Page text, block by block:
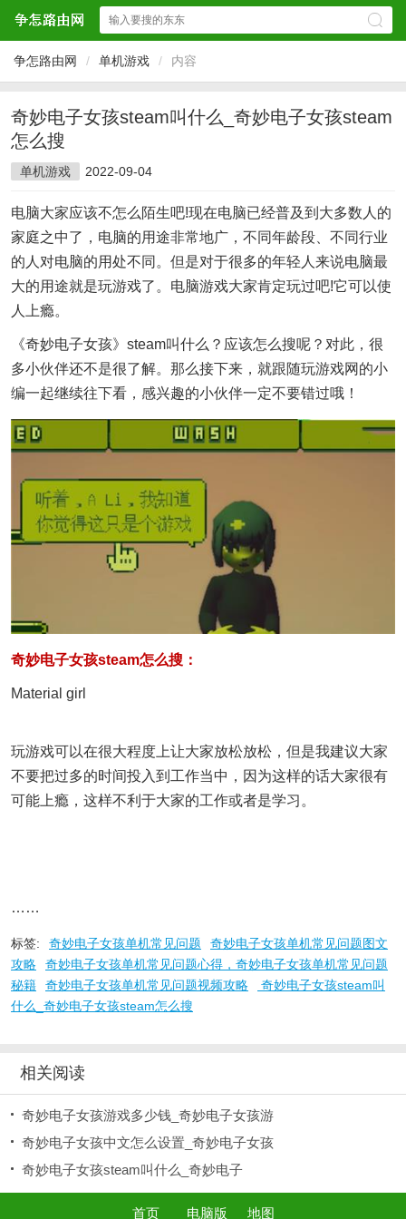
争怎路由网 / 单机游戏 / 内容
奇妙电子女孩steam叫什么_奇妙电子女孩steam
怎么搜
单机游戏 2022-09-04
电脑大家应该不怎么陌生吧!现在电脑已经普及到大多数人的
家庭之中了，电脑的用途非常地广，不同年龄段、不同行业
的人对电脑的用处不同。但是对于很多的年轻人来说电脑最
大的用途就是玩游戏了。电脑游戏大家肯定玩过吧!它可以使
人上瘾。
《奇妙电子女孩》steam叫什么？应该怎么搜呢？对此，很
多小伙伴还不是很了解。那么接下来，就跟随玩游戏网的小
编一起继续往下看，感兴趣的小伙伴一定不要错过哦！
奇妙电子女孩steam怎么搜：
Material girl
玩游戏可以在很大程度上让大家放松放松，但是我建议大家
不要把过多的时间投入到工作当中，因为这样的话大家很有
可能上瘾，这样不利于大家的工作或者是学习。
……
标签: 奇妙电子女孩单机常见问题
奇妙电子女孩单机常见问题图文
攻略
奇妙电子女孩单机常见问题心得，奇妙电子女孩单机常见问题
秘籍
奇妙电子女孩单机常见问题视频攻略
奇妙电子女孩steam叫
什么_奇妙电子女孩steam怎么搜
相关阅读
奇妙电子女孩游戏多少钱_奇妙电子女孩游
奇妙电子女孩中文怎么设置_奇妙电子女孩
奇妙电子女孩steam叫什么_奇妙电子
首页 电脑版 地图